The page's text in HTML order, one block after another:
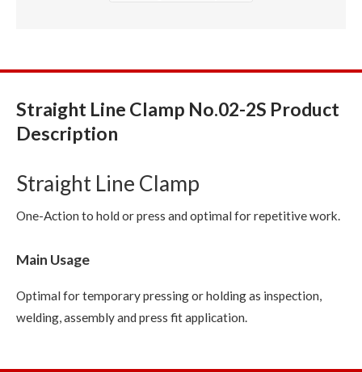
Straight Line Clamp No.02-2S Product
Description
Straight Line Clamp
One-Action to hold or press and optimal for repetitive work.
Main Usage
Optimal for temporary pressing or holding as inspection,
welding, assembly and press fit application.